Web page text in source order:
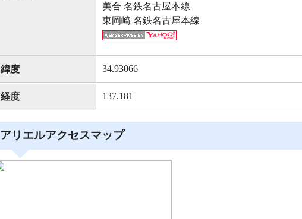
美合 名鉄名古屋本線
東岡崎 名鉄名古屋本線
緯度 34.93066
経度 137.181
アリエルアクセスマップ